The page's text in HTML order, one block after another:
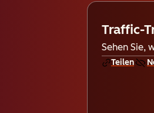
Traffic-
Sehen Sie,
Teilen